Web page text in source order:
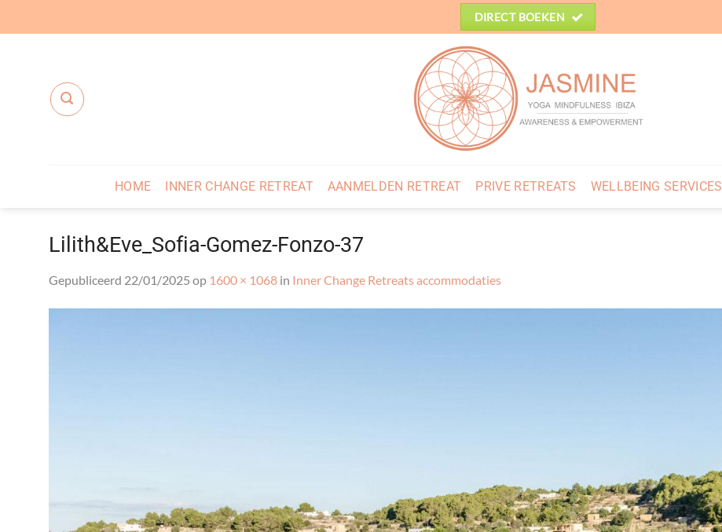
DIRECT BOEKEN
HOME INNER CHANGE RETREAT AANMELDEN RETREAT PRIVE RETREATS WELLBEING SERVICES
Lilith&Eve_Sofia-Gomez-Fonzo-37
Gepubliceerd 22/01/2025 op 1600 × 1068 in Inner Change Retreats accommodaties